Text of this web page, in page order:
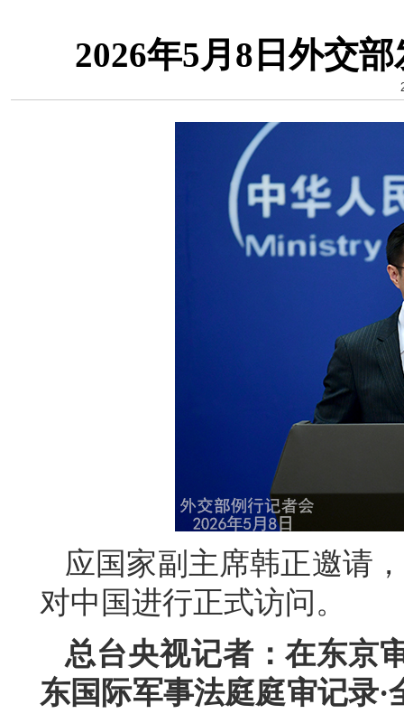
2026年5月8日外交
应国家副主席韩正邀请
对中国进行正式访问。
总台央视记者：在东京
东国际军事法庭庭审记录